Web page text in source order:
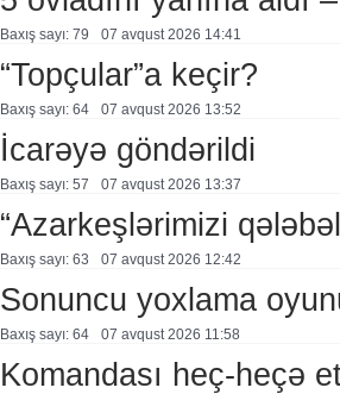
Baxış sayı: 79 07 avqust 2026 14:41
“Topçular”a keçir?
Baxış sayı: 64 07 avqust 2026 13:52
İcarəyə göndərildi
Baxış sayı: 57 07 avqust 2026 13:37
“Azarkeşlərimizi
Baxış sayı: 63 07 avqust 2026 12:42
Sonuncu yoxlama
Baxış sayı: 64 07 avqust 2026 11:58
Komandası heç-heçə